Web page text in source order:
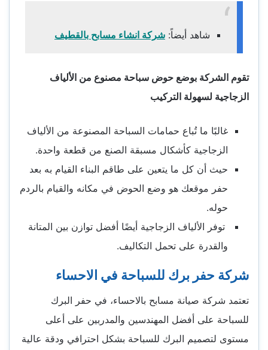
شاهد أيضاً: شركة انشاء مسابح بالقطيف
تقوم الشركة بوضع حوض سباحة مصنوع من الألياف
الزجاجية لسهولة التركيب
غالبًا ما تُباع حمامات السباحة المصنوعة من الألياف
الزجاجية كأشكال مسبقة الصنع من قطعة واحدة.
حيث أن كل ما يتعين على طاقم البناء القيام به بعد
حفر موقعك هو وضع الحوض في مكانه والقيام بالردم
حوله.
توفر الألياف الزجاجية أيضًا أفضل توازن بين المتانة
والقدرة على تحمل التكاليف.
شركة حفر برك للسباحة في الاحساء
تعتمد شركة صيانة مسابح بالاحساء، في حفر البرك
للسباحة على أفضل المهندسين والمدربين على أعلى
مستوى لتصميم البرك للسباحة بشكل احترافي ودقة عالية